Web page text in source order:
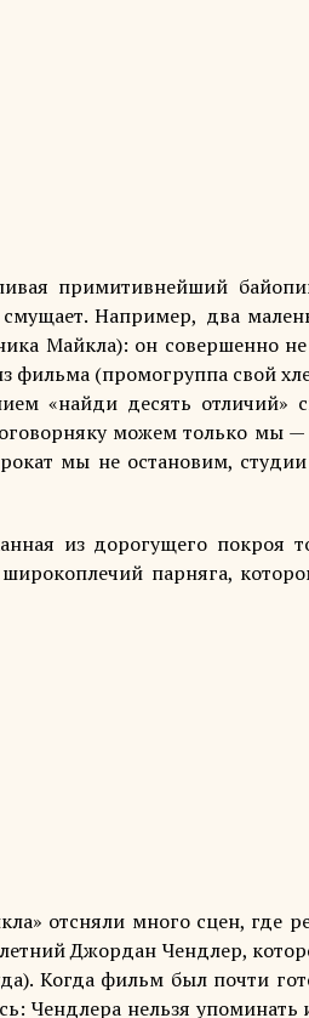
примитивнейший
Например, два
Майкла): он совершенно
(промогруппа свой
«найди десять отличий»
можем только мы
мы не остановим,
из дорогущего покроя
парняга,
отсняли много сцен, где
Джордан Чендлер,
Когда фильм был почти
Чендлера нельзя